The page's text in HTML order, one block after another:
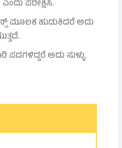
ಪರೀಕ್ಷಿಸಿ.
ಮೂಲಕ ಹುಡುಕಿದರೆ ಅದು
ಅದು ಸುಳ್ಳು